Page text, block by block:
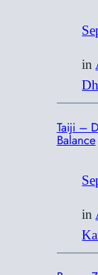
in
Taiji –
Balance
in